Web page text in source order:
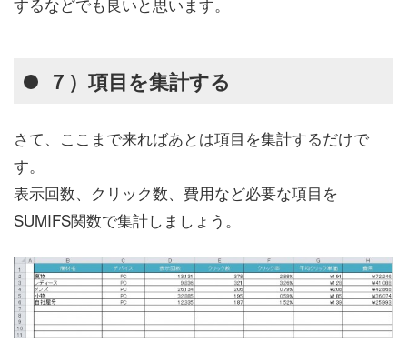
７）項目を集計する
さて、ここまで来ればあとは項目を集計するだけで
す。
表示回数、クリック数、費用など必要な項目を
SUMIFS関数で集計しましょう。